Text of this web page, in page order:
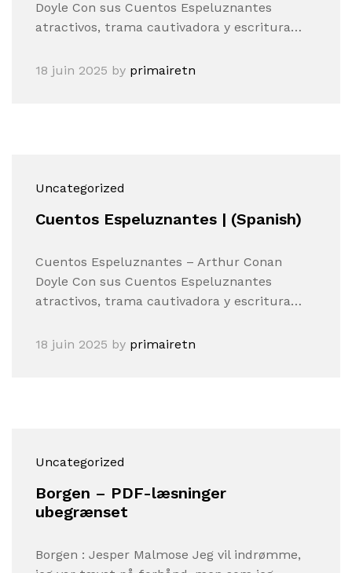
Doyle Con sus Cuentos Espeluznantes
atractivos, trama cautivadora y escritura…
18 juin 2025 by primairetn
Uncategorized
Cuentos Espeluznantes | (Spanish)
Cuentos Espeluznantes – Arthur Conan
Doyle Con sus Cuentos Espeluznantes
atractivos, trama cautivadora y escritura…
18 juin 2025 by primairetn
Uncategorized
Borgen – PDF-læsninger
ubegrænset
Borgen : Jesper Malmose Jeg vil indrømme,